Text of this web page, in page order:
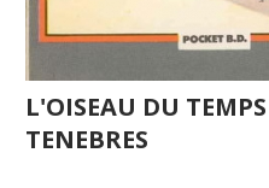
L'OISEAU DU
TENEBRES